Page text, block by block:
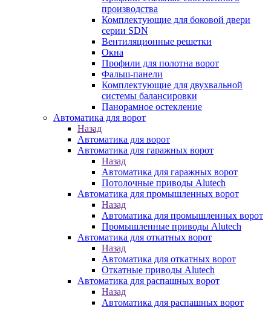
производства
Комплектующие для боковой двери
серии SDN
Вентиляционные решетки
Окна
Профили для полотна ворот
Фальш-панели
Комплектующие для двухвальной
системы балансировки
Панорамное остекление
Автоматика для ворот
Назад
Автоматика для ворот
Автоматика для гаражных ворот
Назад
Автоматика для гаражных ворот
Потолочные приводы Alutech
Автоматика для промышленных ворот
Назад
Автоматика для промышленных ворот
Промышленные приводы Alutech
Автоматика для откатных ворот
Назад
Автоматика для откатных ворот
Откатные приводы Alutech
Автоматика для распашных ворот
Назад
Автоматика для распашных ворот